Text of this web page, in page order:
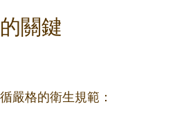
關鍵
嚴格的衛生規範：